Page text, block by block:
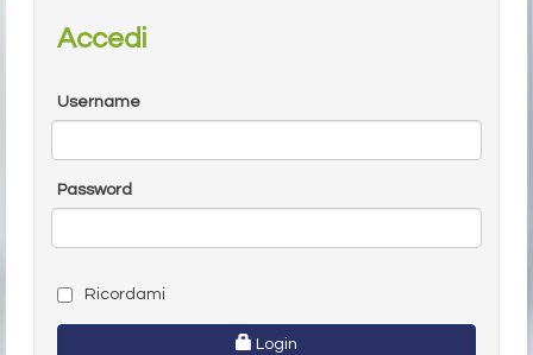
Accedi
Username
Password
Ricordami
Login